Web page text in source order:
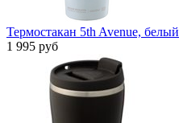
Термостакан 5th Avenue, белый
1 995 руб